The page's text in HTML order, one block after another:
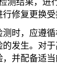
修复更换受
时，应遵
发生。对
并配备适当